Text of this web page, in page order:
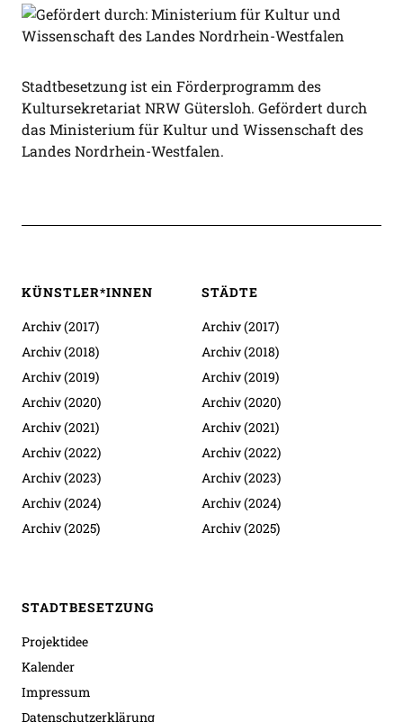
Stadtbesetzung ist ein Förderprogramm des
Kultursekretariat NRW Gütersloh. Gefördert durch
das Ministerium für Kultur und Wissenschaft des
Landes Nordrhein-Westfalen.
KÜNSTLER*INNEN
Archiv (2017)
Archiv (2018)
Archiv (2019)
Archiv (2020)
Archiv (2021)
Archiv (2022)
Archiv (2023)
Archiv (2024)
Archiv (2025)
STÄDTE
Archiv (2017)
Archiv (2018)
Archiv (2019)
Archiv (2020)
Archiv (2021)
Archiv (2022)
Archiv (2023)
Archiv (2024)
Archiv (2025)
STADTBESETZUNG
Projektidee
Kalender
Impressum
Datenschutzerklärung